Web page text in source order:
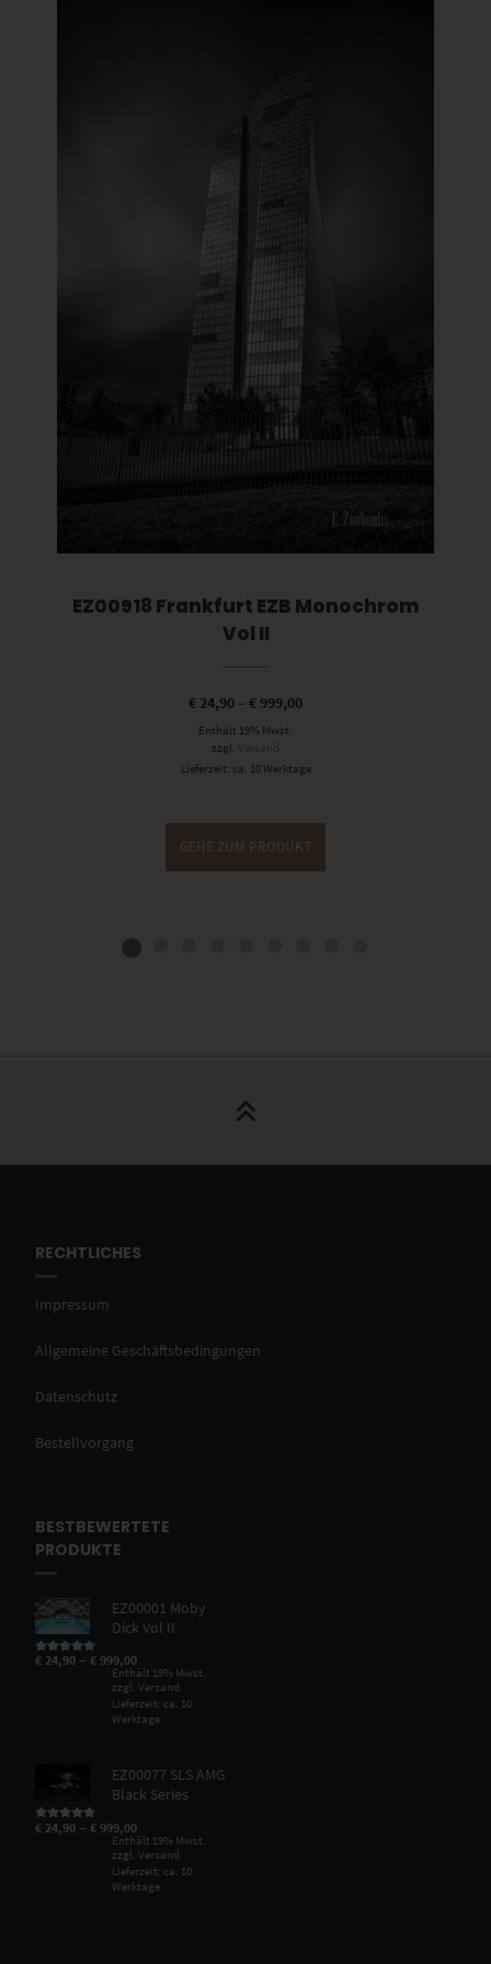
EZ00918 Frankfurt EZB Monochrom
Vol II
€ 24,90 –€ 999,00
Enthält 19% Mwst.
zzgl. Versand
Lieferzeit: ca. 10 Werktage
GEHE ZUM PRODUKT
RECHTLICHES
Impressum
Allgemeine Geschäftsbedingungen
Datenschutz
Bestellvorgang
BESTBEWERTETE
PRODUKTE
EZ00001 Moby
Dick Vol II
Bewertet mit
von 5
€ 24,90 –€ 999,00
Enthält 19% Mwst.
zzgl.Versand
Lieferzeit: ca. 10
Werktage
EZ00077 SLS AMG
Black Series
Bewertet mit
von 5
€ 24,90 –€ 999,00
Enthält 19% Mwst.
zzgl.Versand
Lieferzeit: ca. 10
Werktage